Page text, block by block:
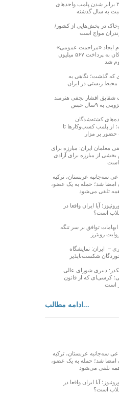
مشهد؛ ۲۰ برابر شدن پلمب واحدهای
به سال گذشته
در بخش‌هایی از کشور/
مواج است
ایجاد «مزاحمت عمومی»
برای کودکان به پرداخت ۵۶۷ میلیون
شد
که گذشت؛ نگاهی به
زیستی در ایران
شقایق افشار نجفی هنرمند
کشته‌شدگان
از پلمب کسب‌وکارها تا
بر مزار
معلمان ایران: مبارزه برای
بخشی از مبارزه برای آزادی
است
سه‌جانبه عربستان، ترکیه
امضا شد؛ حمله به یک عضو،
تلقی می‌شود
آیا ایران واقعا در
است؟
توافق بر سر تنگه
رویترز
– ایران: نمایشگاه
شکست‌ناپذیر
دبیری شورای عالی
کرسی‌ای که از قانون
است
ادامه مطالب...
سه‌جانبه عربستان، ترکیه
امضا شد؛ حمله به یک عضو،
تلقی می‌شود
آیا ایران واقعا در
است؟